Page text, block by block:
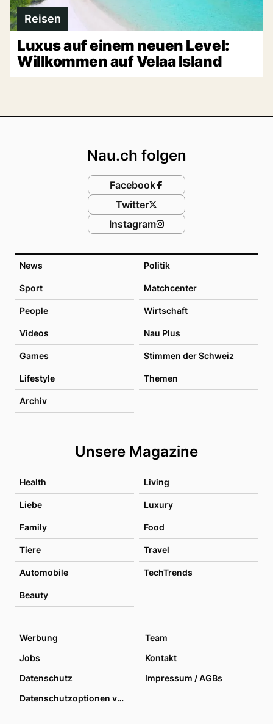
Reisen
Luxus auf einem neuen Level:
Willkommen auf Velaa Island
News Politik
Sport Matchcenter
People Wirtschaft
Videos Nau Plus
Games Stimmen der Schweiz
Lifestyle Themen
Archiv
Unsere Magazine
Health Living
Liebe Luxury
Family Food
Tiere Travel
Automobile TechTrends
Beauty
Nau.ch folgen
Facebook
Twitter
Instagram
Werbung
Team
Jobs
Kontakt
Datenschutz
Impressum / AGBs
Datenschutzoptionen verwalten